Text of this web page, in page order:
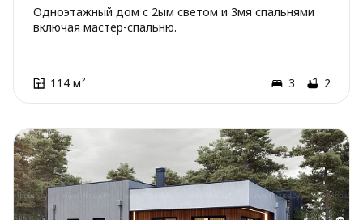
Одноэтажный дом с 2ым светом и 3мя спальнями
включая мастер-спальню.
114 м² 3 2